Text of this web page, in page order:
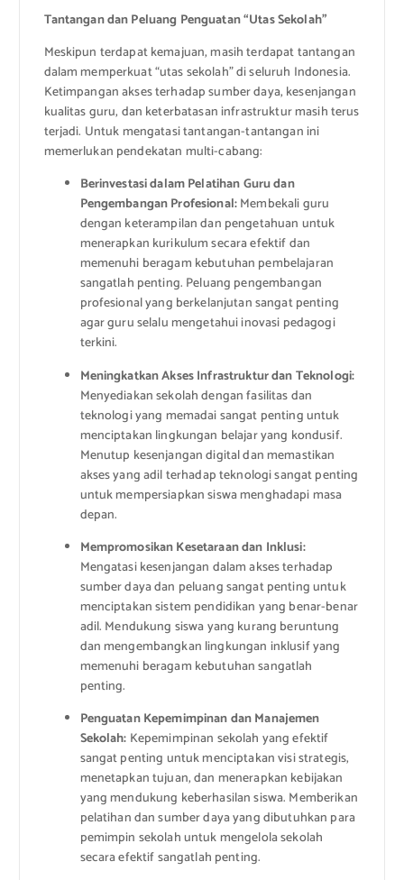
Tantangan dan Peluang Penguatan “Utas Sekolah”
Meskipun terdapat kemajuan, masih terdapat tantangan
dalam memperkuat “utas sekolah” di seluruh Indonesia.
Ketimpangan akses terhadap sumber daya, kesenjangan
kualitas guru, dan keterbatasan infrastruktur masih terus
terjadi. Untuk mengatasi tantangan-tantangan ini
memerlukan pendekatan multi-cabang:
Berinvestasi dalam Pelatihan Guru dan
Pengembangan Profesional:Membekali guru
dengan keterampilan dan pengetahuan untuk
menerapkan kurikulum secara efektif dan
memenuhi beragam kebutuhan pembelajaran
sangatlah penting. Peluang pengembangan
profesional yang berkelanjutan sangat penting
agar guru selalu mengetahui inovasi pedagogi
terkini.
Meningkatkan Akses Infrastruktur dan Teknologi:
Menyediakan sekolah dengan fasilitas dan
teknologi yang memadai sangat penting untuk
menciptakan lingkungan belajar yang kondusif.
Menutup kesenjangan digital dan memastikan
akses yang adil terhadap teknologi sangat penting
untuk mempersiapkan siswa menghadapi masa
depan.
Mempromosikan Kesetaraan dan Inklusi:
Mengatasi kesenjangan dalam akses terhadap
sumber daya dan peluang sangat penting untuk
menciptakan sistem pendidikan yang benar-benar
adil. Mendukung siswa yang kurang beruntung
dan mengembangkan lingkungan inklusif yang
memenuhi beragam kebutuhan sangatlah
penting.
Penguatan Kepemimpinan dan Manajemen
Sekolah: Kepemimpinan sekolah yang efektif
sangat penting untuk menciptakan visi strategis,
menetapkan tujuan, dan menerapkan kebijakan
yang mendukung keberhasilan siswa. Memberikan
pelatihan dan sumber daya yang dibutuhkan para
pemimpin sekolah untuk mengelola sekolah
secara efektif sangatlah penting.